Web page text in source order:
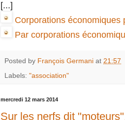
[...]
Corporations économiques
Par corporations
Posted by François Germani at 21:57
Labels: "association"
mercredi 12 mars 2014
Sur les nerfs dit